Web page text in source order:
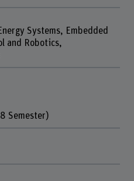
Systems, Embedded
and Robotics,
Semester)